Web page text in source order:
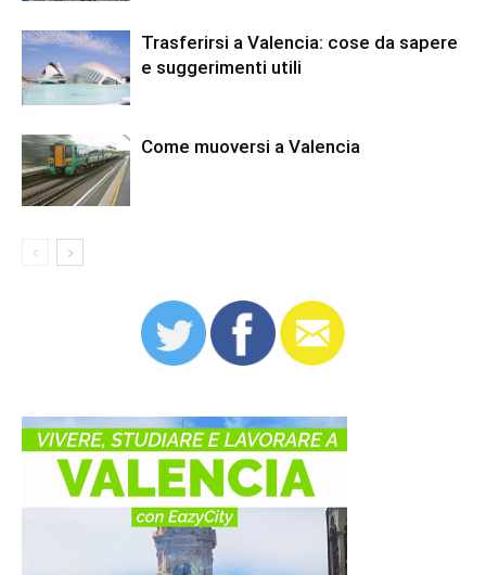
Trasferirsi a Valencia: cose da sapere
e suggerimenti utili
Come muoversi a Valencia